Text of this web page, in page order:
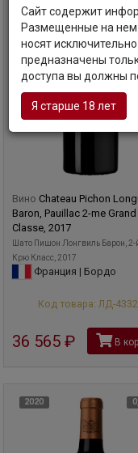
Вино Chateau Pichon
Baron, Pauillac 2-me Grand
Classe, 2017
Шато Пишон Лонгвиль Барон, 2-
Крю Класс, 2017
Франция | Бордо
Код товара: ЛД-
36 565 рубВ
2020
Сайт содержит
Размещенные на нем
носят
предназначены
доступа вы должны
Я старше 18 лет